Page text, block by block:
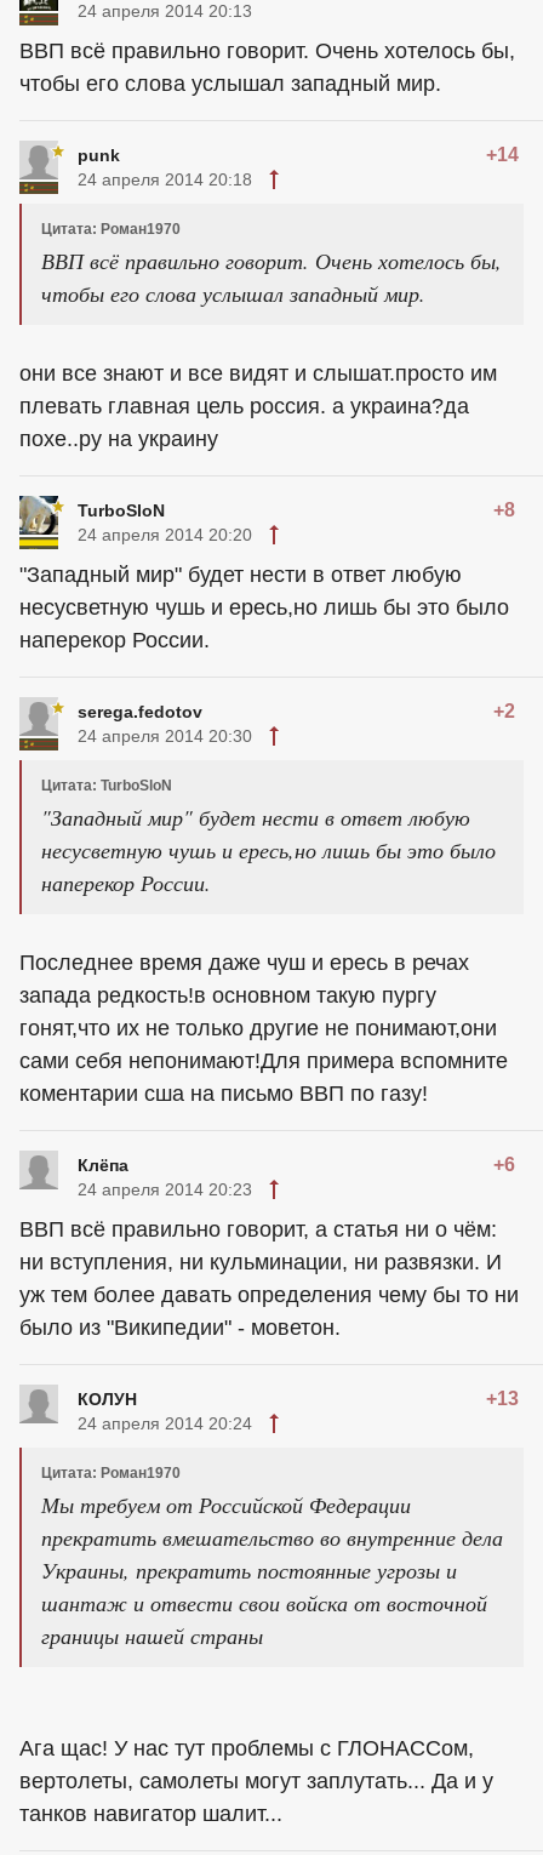
24 апреля 2014 20:13
ВВП всё правильно говорит. Очень хотелось бы,
чтобы его слова услышал западный мир.
punk +14
24 апреля 2014 20:18
Цитата: Роман1970
ВВП всё правильно говорит. Очень хотелось бы,
чтобы его слова услышал западный мир.
они все знают и все видят и слышат.просто им
плевать главная цель россия. а украина?да
похе..ру на украину
TurboSloN +8
24 апреля 2014 20:20
"Западный мир" будет нести в ответ любую
несусветную чушь и ересь,но лишь бы это было
наперекор России.
serega.fedotov +2
24 апреля 2014 20:30
Цитата: TurboSloN
"Западный мир" будет нести в ответ любую
несусветную чушь и ересь,но лишь бы это было
наперекор России.
Последнее время даже чуш и ересь в речах
запада редкость!в основном такую пургу
гонят,что их не только другие не понимают,они
сами себя непонимают!Для примера вспомните
коментарии сша на письмо ВВП по газу!
Клёпа +6
24 апреля 2014 20:23
ВВП всё правильно говорит, а статья ни о чём:
ни вступления, ни кульминации, ни развязки. И
уж тем более давать определения чему бы то ни
было из "Википедии" - моветон.
КОЛУН +13
24 апреля 2014 20:24
Цитата: Роман1970
Мы требуем от Российской Федерации
прекратить вмешательство во внутренние дела
Украины, прекратить постоянные угрозы и
шантаж и отвести свои войска от восточной
границы нашей страны
Ага щас! У нас тут проблемы с ГЛОНАССом,
вертолеты, самолеты могут заплутать... Да и у
танков навигатор шалит...